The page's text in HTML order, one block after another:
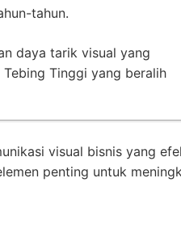
tahun.
daya tarik visual yang
Tinggi yang beralih
visual bisnis yang
penting untuk